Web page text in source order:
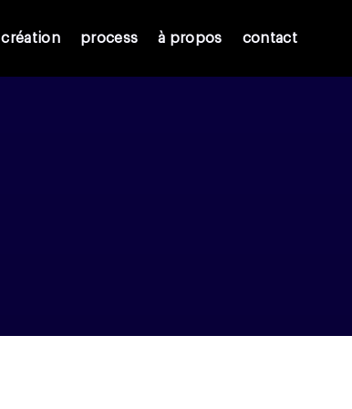
création process à propos contact